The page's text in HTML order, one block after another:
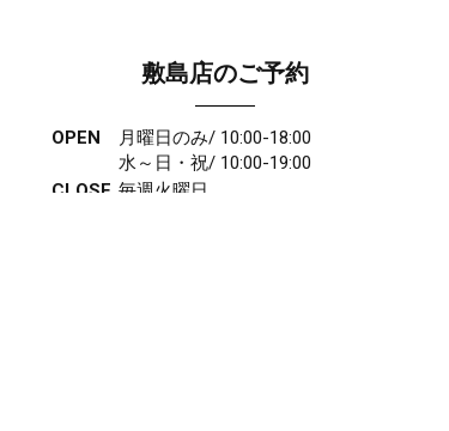
敷島店のご予約
OPEN
月曜日のみ/ 10:00-18:00
水～日・祝/ 10:00-19:00
CLOSE 毎週火曜日